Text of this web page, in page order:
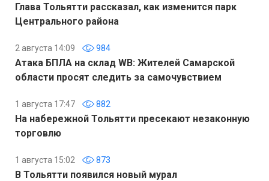
Глава Тольятти рассказал, как изменится парк
Центрального района
2 августа 14:09 984
Атака БПЛА на склад WB: Жителей Самарской
области просят следить за самочувствием
1 августа 17:47 882
На набережной Тольятти пресекают незаконную
торговлю
1 августа 15:02 873
В Тольятти появился новый мурал